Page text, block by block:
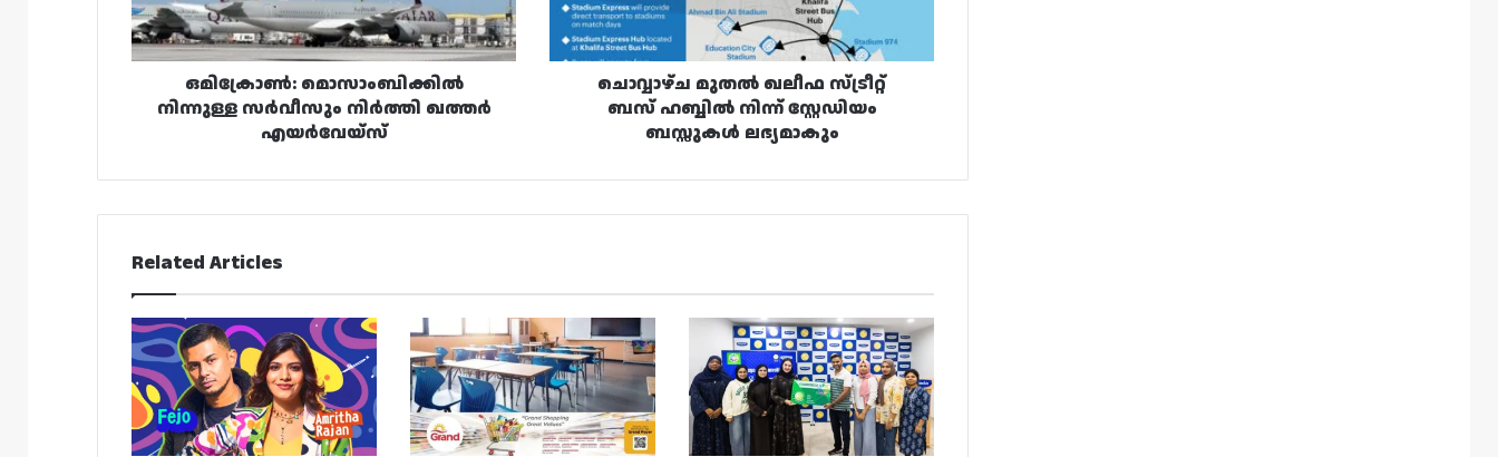
എയർവേയ്‌സ്
ഒമിക്രോൺ: മൊസാംബിക്കിൽ
നിന്നുള്ള സർവീസും നിർത്തി ഖത്തർ
എയർവേയ്‌സ്
നിന്ന്
സ്റ്റേഡിയം
ബസ്സുകൾ
ലഭ്യമാകുംചൊവ്വാഴ്ച മുതൽ ഖലീഫ സ്ട്രീറ്റ്
ബസ് ഹബ്ബിൽ നിന്ന് സ്റ്റേഡിയം
ബസ്സുകൾ ലഭ്യമാകും
Related Articles